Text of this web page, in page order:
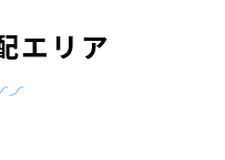
エリア